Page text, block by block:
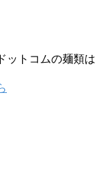
ットコムの麺類は